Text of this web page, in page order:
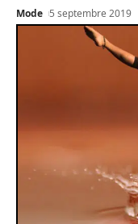
Mode 5 septembre 2019